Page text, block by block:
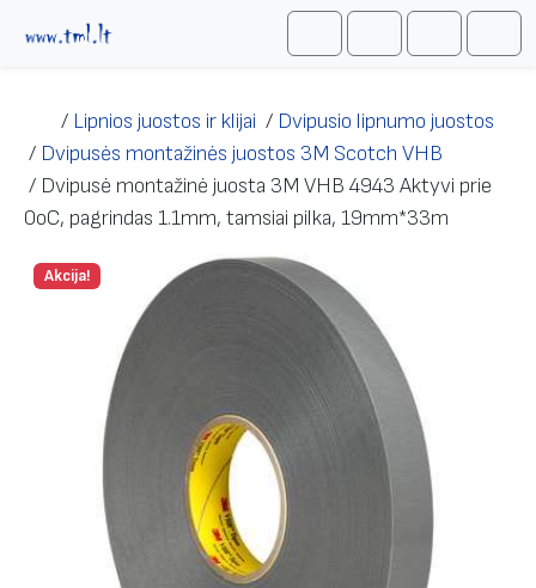
SearchAccountCart
/ Lipnios juostos ir klijai / Dvipusio lipnumo juostos
/ Dvipusės montažinės juostos 3M Scotch VHB
/ Dvipusė montažinė juosta 3M VHB 4943 Aktyvi prie
0оС, pagrindas 1.1mm, tamsiai pilka, 19mm*33m
Akcija!